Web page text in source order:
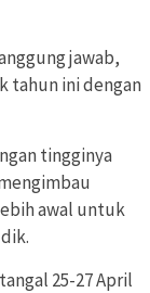
jawab,
tahun ini dengan
tingginya
awal untuk
25-27 April